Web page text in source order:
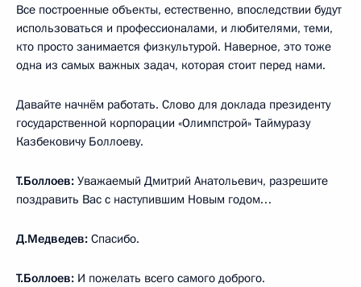
Все построенные объекты, естественно, впоследствии будут
использоваться и профессионалами, и любителями, теми,
кто просто занимается физкультурой. Наверное, это тоже
одна из самых важных задач, которая стоит перед нами.
Давайте начнём работать. Слово для доклада президенту
государственной корпорации «Олимпстрой» Таймуразу
Казбековичу Боллоеву.
Т.Боллоев: Уважаемый Дмитрий Анатольевич, разрешите
поздравить Вас с наступившим Новым годом…
Д.Медведев: Спасибо.
Т.Боллоев: И пожелать всего самого доброго.